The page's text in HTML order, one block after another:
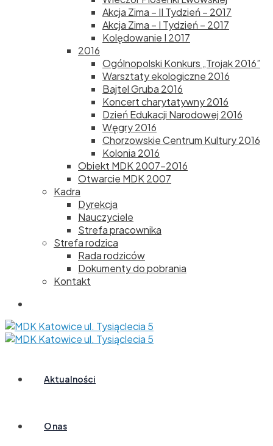
Akcja Zima – II Tydzień – 2017
Akcja Zima – I Tydzień – 2017
Kolędowanie I 2017
2016
Ogólnopolski Konkurs „Trojak 2016”
Warsztaty ekologiczne 2016
Bajtel Gruba 2016
Koncert charytatywny 2016
Dzień Edukacji Narodowej 2016
Węgry 2016
Chorzowskie Centrum Kultury 2016
Kolonia 2016
Obiekt MDK 2007-2016
Otwarcie MDK 2007
Kadra
Dyrekcja
Nauczyciele
Strefa pracownika
Strefa rodzica
Rada rodziców
Dokumenty do pobrania
Kontakt
Aktualności
O nas